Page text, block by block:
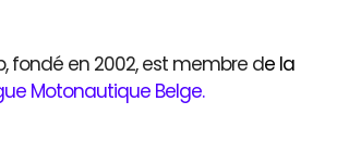
fondé en 2002, est membre de la
Motonautique Belge.